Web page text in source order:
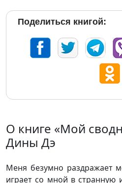
Поделиться книгой:
О книге «Мой
Дины Дэ
Меня безумно раздражает
играет со мной в странную